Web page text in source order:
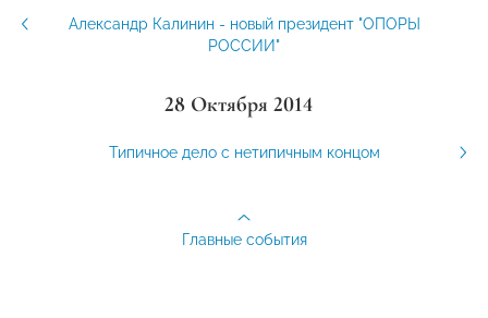
Александр Калинин - новый президент "ОПОРЫ
РОССИИ"
28 Октября 2014
Типичное дело с нетипичным концом
Главные события